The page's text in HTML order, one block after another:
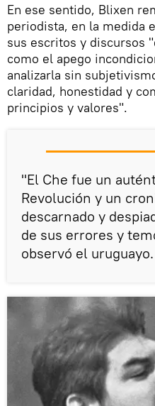
En ese sentido, Blixen
periodista, en la medida
sus escritos y discursos
como el apego
analizarla sin
claridad, honestidad y
principios y valores".
"El Che fue un
Revolución y un
descarnado y
de sus errores y
observó el uruguayo.